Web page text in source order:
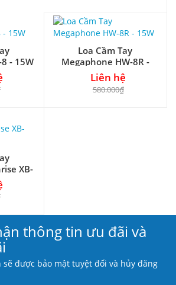
- 15W
Loa Cầm Tay
Megaphone HW-8R -
15W
Liên hệ
580.000₫
XB-
thông tin ưu đãi và
được bảo mật tuyệt đối và hủy đăng